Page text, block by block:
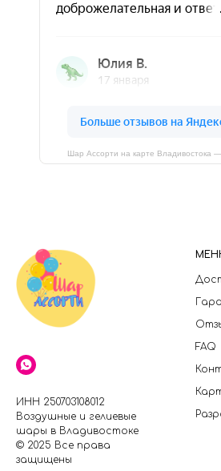
Шар Ассорти на карте Владивостока
ИНН 250703108012
Воздушные и гелиевые
шары в Владивостоке
© 2025 Все права
защищены
FAQ